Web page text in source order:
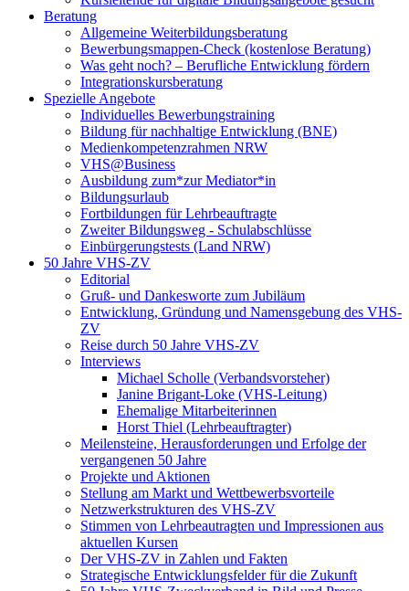
Beratung
Allgemeine Weiterbildungsberatung
Bewerbungsmappen-Check (kostenlose Beratung)
Was geht noch? – Berufliche Entwicklung fördern
Integrationskursberatung
Spezielle Angebote
Individuelles Bewerbungstraining
Bildung für nachhaltige Entwicklung (BNE)
Medienkompetenzrahmen NRW
VHS@Business
Ausbildung zum*zur Mediator*in
Bildungsurlaub
Fortbildungen für Lehrbeauftragte
Zweiter Bildungsweg - Schulabschlüsse
Einbürgerungstests (Land NRW)
50 Jahre VHS-ZV
Editorial
Gruß- und Dankesworte zum Jubiläum
Entwicklung, Gründung und Namensgebung des VHS-
ZV
Reise durch 50 Jahre VHS-ZV
Interviews
Michael Scholle (Verbandsvorsteher)
Janine Brigant-Loke (VHS-Leitung)
Ehemalige Mitarbeiterinnen
Horst Thiel (Lehrbeauftragter)
Meilensteine, Herausforderungen und Erfolge der
vergangenen 50 Jahre
Projekte und Aktionen
Stellung am Markt und Wettbewerbsvorteile
Netzwerkstrukturen des VHS-ZV
Stimmen von Lehrbeautragten und Impressionen aus
aktuellen Kursen
Der VHS-ZV in Zahlen und Fakten
Strategische Entwicklungsfelder für die Zukunft